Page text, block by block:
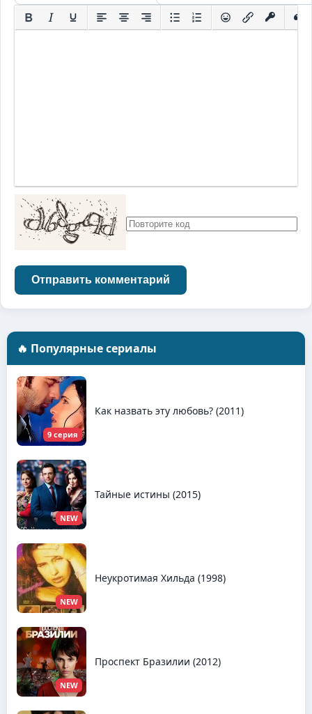
Отправить комментарий
🔥 Популярные сериалы
9 серия
Как назвать эту любовь? (2011)
NEW
Тайные истины (2015)
NEW
Неукротимая Хильда (1998)
NEW
Проспект Бразилии (2012)